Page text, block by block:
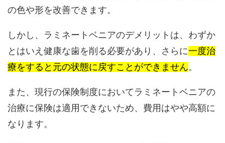
の色や形を改善できます。
しかし、ラミネートベニアのデメリットは、 わずか
とはいえ健康な歯を削る必要があり、さらに一度治
療をすると元の状態に戻すことができません。
また、現行の保険制度においてラミネートベニアの
治療に保険は適用できないため、費用はやや高額に
なります。